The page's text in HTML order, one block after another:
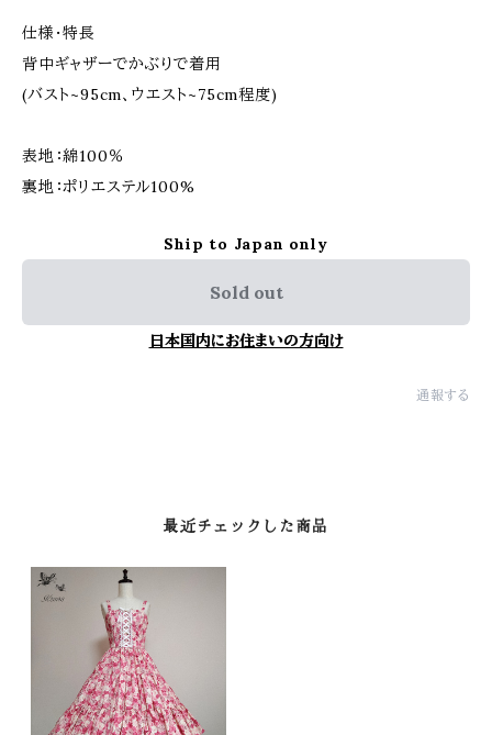
仕様・特長
背中ギャザーでかぶりで着用
(バスト~95cm、ウエスト~75cm程度)
表地：綿100％
裏地：ポリエステル100%
Ship to Japan only
Sold out
日本国内にお住まいの方向け
通報する
最近チェックした商品